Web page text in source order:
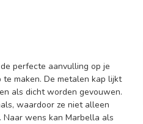
perfecte aanvulling op je
maken. De metalen kap lijkt
als dicht worden gevouwen.
waardoor ze niet alleen
Naar wens kan Marbella als